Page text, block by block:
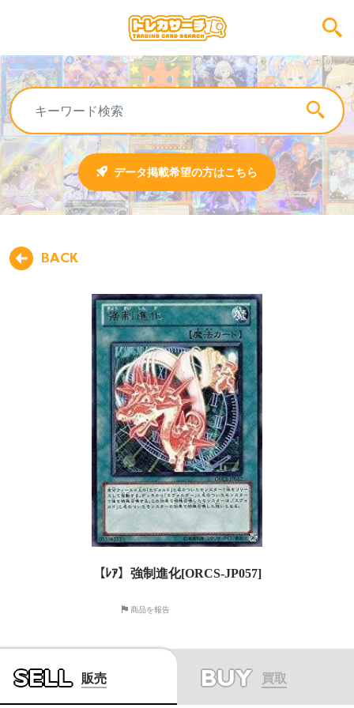
データ掲載希望の方はこちら
BACK
【ﾚｱ】強制進化[ORCS-JP057]
商品を報告
SELL 販売 BUY 買取